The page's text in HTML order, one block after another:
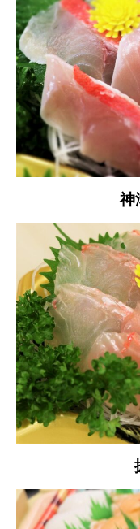
神